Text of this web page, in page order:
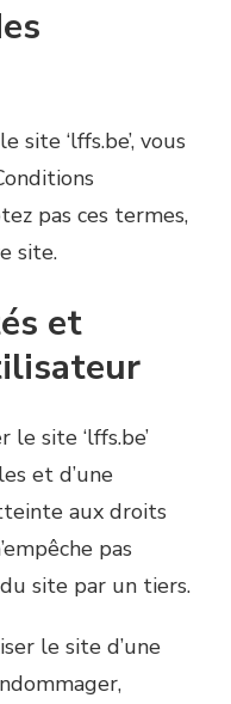
site ‘lffs.be’, vous
pas ces termes,
site.
et
site ‘lffs.be’
et d’une
aux droits
pas
site par un tiers.
le site d’une